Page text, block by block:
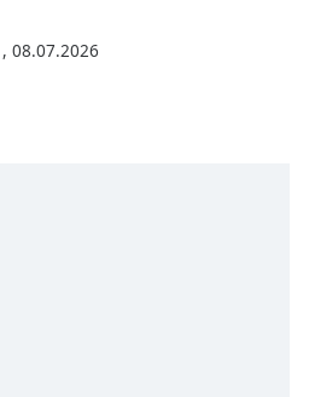
, 08.07.2026